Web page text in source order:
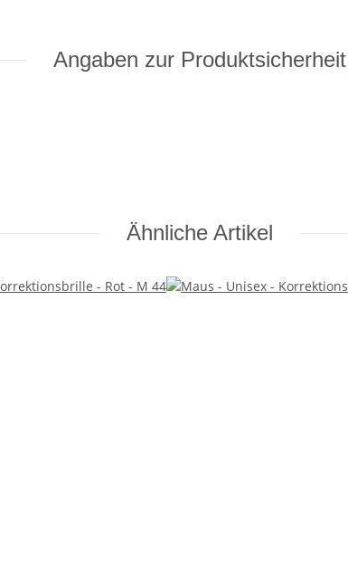
Angaben zur Produktsicherheit
Ähnliche Artikel